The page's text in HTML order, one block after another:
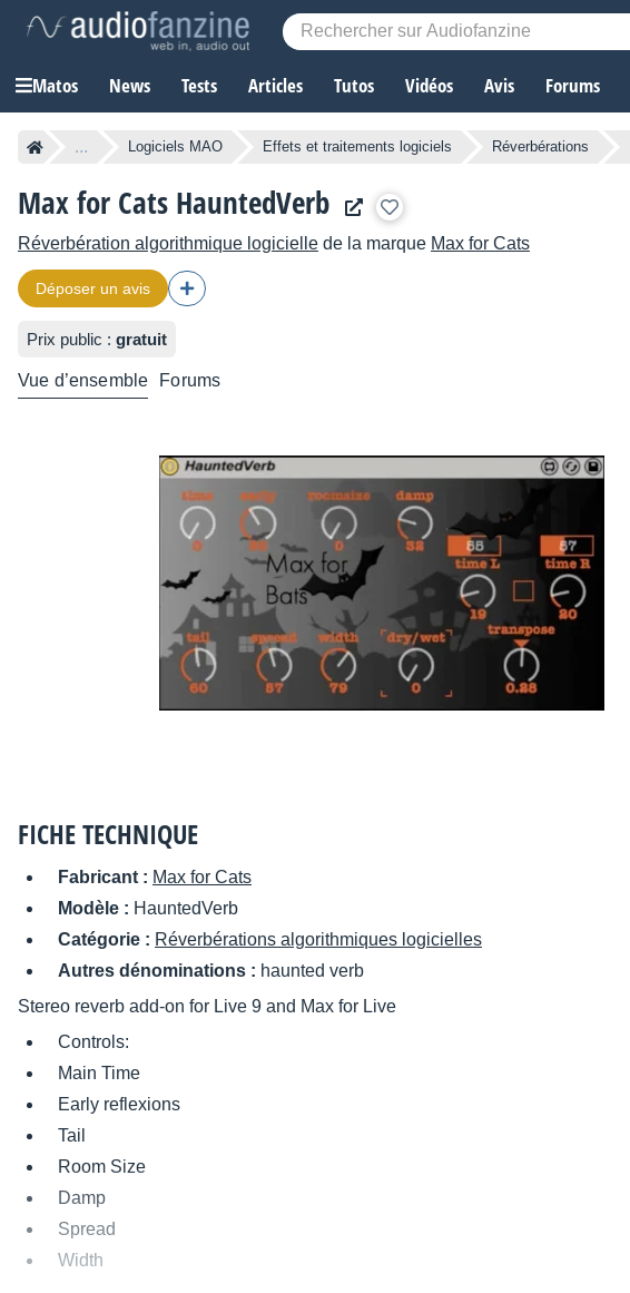
Matos News Tests Articles Tutos Vidéos Avis Forums
... Logiciels MAO Effets et traitements logiciels Réverbérations
Max for Cats HauntedVerb
Réverbération algorithmique logicielle de la marque Max for Cats
Déposer un avis
Prix public : gratuit
Vue d’ensemble Forums
FICHE TECHNIQUE
Fabricant : Max for Cats
Modèle : HauntedVerb
Catégorie : Réverbérations algorithmiques logicielles
Autres dénominations : haunted verb
Stereo reverb add-on for Live 9 and Max for Live
Controls:
Main Time
Early reflexions
Tail
Room Size
Damp
Spread
Width